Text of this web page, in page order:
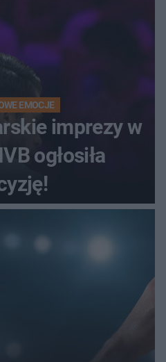
EMOCJE
imprezy w
ogłosiła